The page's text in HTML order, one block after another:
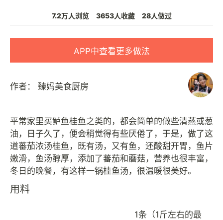
7.2万人浏览 3653人收藏 28人做过
APP中查看更多做法
作者： 臻妈美食厨房
平常家里买鲈鱼桂鱼之类的，都会简单的做些清蒸或葱
油，日子久了，便会稍觉得有些厌倦了，于是，做了这
道蕃茄浓汤桂鱼，既有汤，又有鱼，还酸甜开胃，鱼片
嫩滑，鱼汤醇厚，添加了蕃茄和蘑菇，营养也很丰富，
用料
1条（1斤左右的最